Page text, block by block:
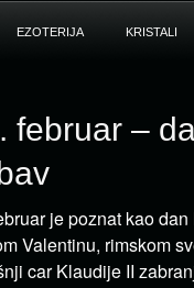
EZOTERIJA KRISTALI
februar –
je poznat kao
Valentinu, rimskom
car Klaudije II